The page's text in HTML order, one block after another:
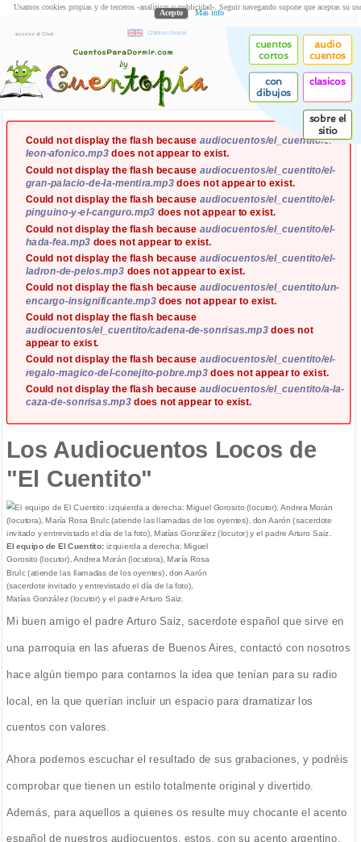
acceso al Club Children Stories
cuentos
cortos
audio
cuentos
con
dibujos
clasicos
sobre el
sitio
Could not display the flash because audiocuentos/el_cuentito/el-
leon-afonico.mp3does not appear to exist.
Could not display the flash because audiocuentos/el_cuentito/el-
gran-palacio-de-la-mentira.mp3 does not appear to exist.
Could not display the flash because audiocuentos/el_cuentito/el-
pinguino-y-el-canguro.mp3 does not appear to exist.
Could not display the flash because audiocuentos/el_cuentito/el-
hada-fea.mp3 does not appear to exist.
Could not display the flash because audiocuentos/el_cuentito/el-
ladron-de-pelos.mp3 does not appear to exist.
Could not display the flash because audiocuentos/el_cuentito/un-
encargo-insignificante.mp3does not appear to exist.
Could not display the flash because
audiocuentos/el_cuentito/cadena-de-sonrisas.mp3does not
appear to exist.
Could not display the flash because audiocuentos/el_cuentito/el-
regalo-magico-del-conejito-pobre.mp3 does not appear to exist.
Could not display the flash because audiocuentos/el_cuentito/a-la-
caza-de-sonrisas.mp3does not appear to exist.
Los Audiocuentos Locos de
"El Cuentito"
El equipo de El Cuentito: izquierda a derecha: Miguel
Gorosito (locutor), Andrea Morán (locutora), María Rosa
Brulc (atiende las llamadas de los oyentes), don Aarón
(sacerdote invitado y entrevistado el día de la foto),
Matías González (locutor) y el padre Arturo Saiz.
Mi buen amigo el padre Arturo Saiz, sacerdote español que sirve en
una parroquia en las afueras de Buenos Aires, contactó con nosotros
hace algún tiempo para contarnos la idea que tenían para su radio
local, en la que querían incluir un espacio para dramatizar los
cuentos con valores.
Ahora podemos escuchar el resultado de sus grabaciones, y podréis
comprobar que tienen un estilo totalmente original y divertido.
Además, para aquellos a quienes os resulte muy chocante el acento
español de nuestros audiocuentos, estos, con su acento argentino,
Usamos cookies propias y de terceros -analíticas y publicidad-. Seguir navegando supone que aceptas su
Acepto Más info